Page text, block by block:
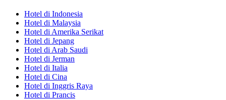
Hotel di Indonesia
Hotel di Malaysia
Hotel di Amerika Serikat
Hotel di Jepang
Hotel di Arab Saudi
Hotel di Jerman
Hotel di Italia
Hotel di Cina
Hotel di Inggris Raya
Hotel di Prancis